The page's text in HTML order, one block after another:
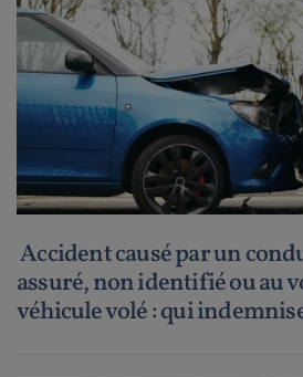
Accident causé par un
assuré, non identifié ou au
véhicule volé : qui